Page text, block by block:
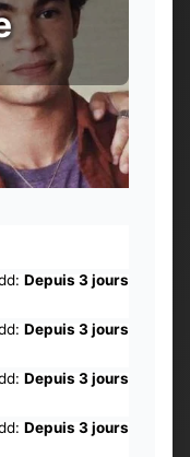
Depuis 3 jours
Depuis 3 jours
Depuis 3 jours
Depuis 3 jours